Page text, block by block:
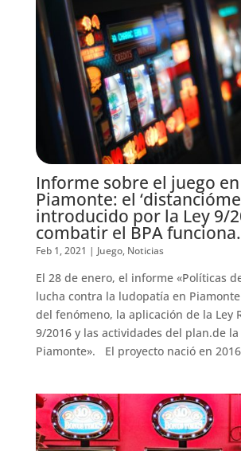
Informe sobre el juego en
Piamonte: el
introducido por la Ley 9/
combatir el BPA funciona.
Feb 1, 2021 | Juego, Noticias
El 28 de enero, el informe «Políticas
lucha contra la ludopatía en
del fenómeno, la aplicación de la Ley
9/2016 y las actividades del plan.de
Piamonte». El proyecto nació en